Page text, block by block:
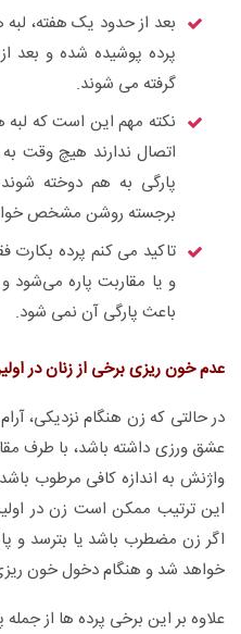
بعد از حدود یک هفته،
پرده پوشیده شده و بعد
گرفته می شوند.
نکته مهم این است که
اتصال ندارند هیچ وقت
پارگی به هم دوخته
برجسته روشن مشخص
تاکید می کنم پرده بکارت
و یا مقاربت پاره می‌شود
باعث پارگی آن نمی شود.
عدم خون ریزی برخی از زنان در
در حالتی که زن هنگام نزدیکی،
عشق ورزی داشته باشد، با طرف
واژنش به اندازه کافی مرطوب
این ترتیب ممکن است زن در
اگر زن مضطرب باشد یا بترسد و
خواهد شد و هنگام دخول خون
علاوه بر این برخی پرده ها از